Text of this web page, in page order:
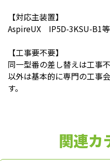
【対応主装置】
AspireUX IP5D-3KSU-B1等
【工事要不要】
同一型番の差し替えは工事不
以外は基本的に専門の工事
す。
関連カ